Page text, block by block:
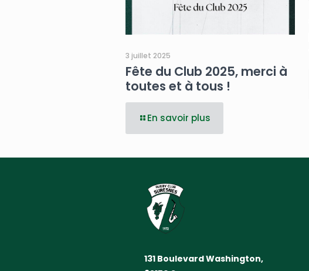
3 juillet 2025
Fête du Club 2025, merci à
toutes et à tous !
En savoir plus
131 Boulevard Washington,